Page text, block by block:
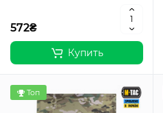
572₴
Купить
Топ